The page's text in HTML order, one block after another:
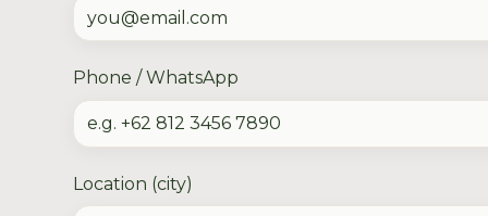
Phone / WhatsApp
Location (city)